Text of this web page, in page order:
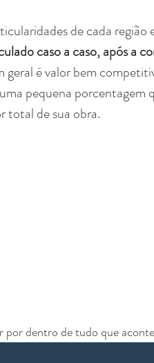
de cada região
caso a caso, após a
geral é valor bem
pequena porcentagem
total de sua obra.
por dentro de tudo que